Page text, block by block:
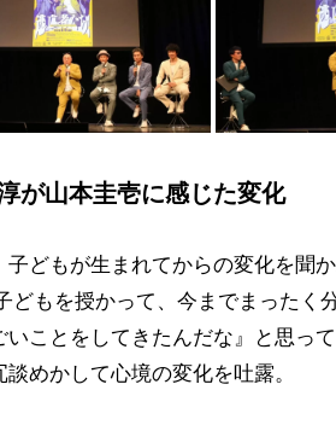
が山本圭壱に感じた変化
子どもが生まれてからの変化を聞
どもを授かって、今までまったく
いことをしてきたんだな』と思っ
談めかして心境の変化を吐露。